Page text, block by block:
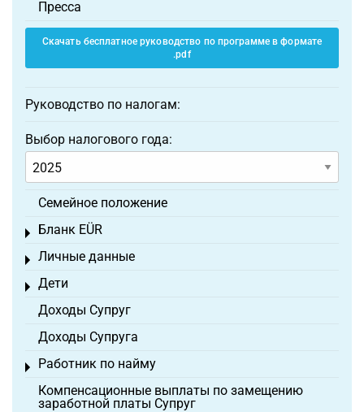
Пресса
Скачать бесплатное руководство по программе в формате
.pdf
Руководство по налогам:
Выбор налогового года:
Семейное положение
Бланк EÜR
Toggle menu
Личные данные
Toggle menu
Дети
Toggle menu
Доходы Супруг
Доходы Супруга
Работник по найму
Toggle menu
Компенсационные выплаты по замещению
заработной платы Супруг